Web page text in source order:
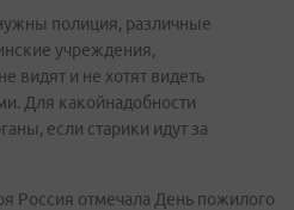
полиция, различные
учреждения,
видят и не хотят видеть
Для какойнадобности
если старики идут за
Россия отмечала День пожилого